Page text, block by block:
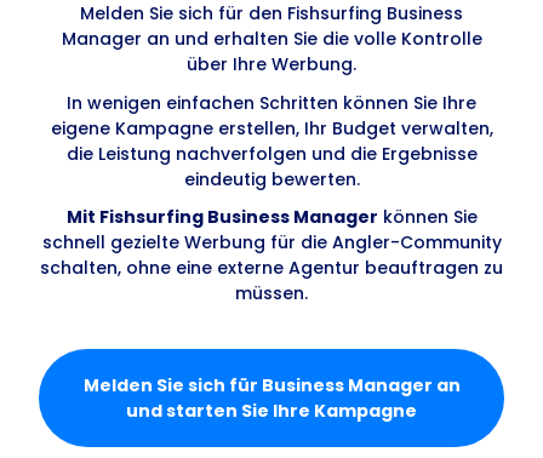
Melden Sie sich für den Fishsurfing Business
Manager an und erhalten Sie die volle Kontrolle
über Ihre Werbung.
In wenigen einfachen Schritten können Sie Ihre
eigene Kampagne erstellen, Ihr Budget verwalten,
die Leistung nachverfolgen und die Ergebnisse
eindeutig bewerten.
Mit Fishsurfing Business Manager können Sie
schnell gezielte Werbung für die Angler-Community
schalten, ohne eine externe Agentur beauftragen zu
müssen.
Melden Sie sich für Business Manager an
und starten Sie Ihre Kampagne